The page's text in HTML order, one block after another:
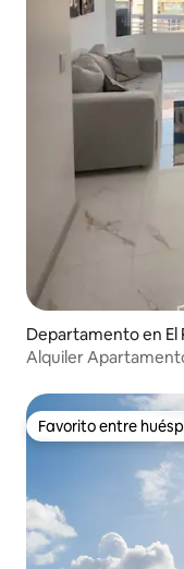
Departamento en El
Alquiler
Favorito entre
Favorito entre